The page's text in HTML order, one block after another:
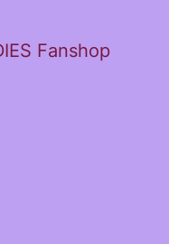
Fanshop